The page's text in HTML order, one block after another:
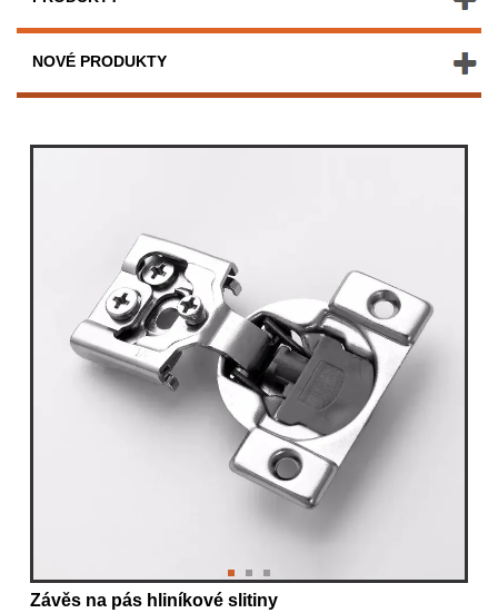
NOVÉ PRODUKTY
Závěs na pás hliníkové slitiny